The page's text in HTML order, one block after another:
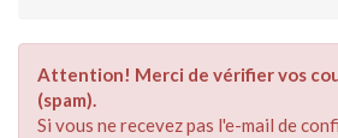
Attention! Merci de vérifier vos
(spam).
Si vous ne recevez pas l'e-mail de